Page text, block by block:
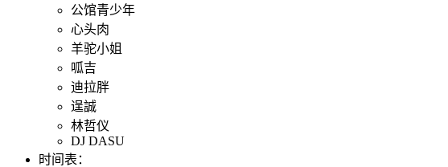
公馆青少年
心头肉
羊驼小姐
​呱吉
迪拉胖
逞誠
林哲仪
DJ DASU
时间表：